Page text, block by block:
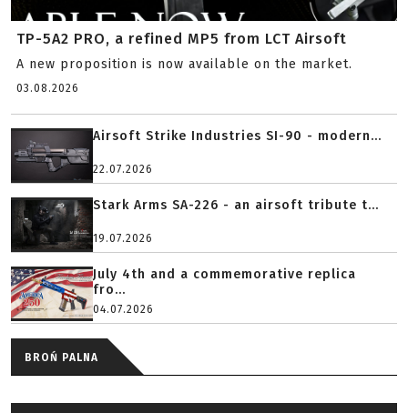
TP-5A2 PRO, a refined MP5 from LCT Airsoft
A new proposition is now available on the market.
03.08.2026
Airsoft Strike Industries SI-90 - modern...
22.07.2026
Stark Arms SA-226 - an airsoft tribute t...
19.07.2026
July 4th and a commemorative replica
fro...
04.07.2026
BROŃ PALNA